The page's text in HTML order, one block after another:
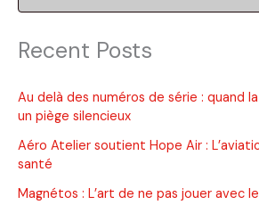
Recent Posts
Au delà des numéros de série : quand
un piège silencieux
Aéro Atelier soutient Hope Air :
santé
Magnétos : L’art de ne pas jouer avec